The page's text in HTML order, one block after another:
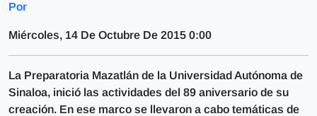
Por
Miércoles, 14 De Octubre De 2015 0:00
La Preparatoria Mazatlán de la Universidad Autónoma de
Sinaloa, inició las actividades del 89 aniversario de su
creación. En ese marco se llevaron a cabo temáticas de